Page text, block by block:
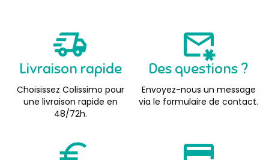
Livraison rapide
Choisissez Colissimo pour
une livraison rapide en
48/72h.
Des questions ?
Envoyez-nous un message
via le formulaire de contact.